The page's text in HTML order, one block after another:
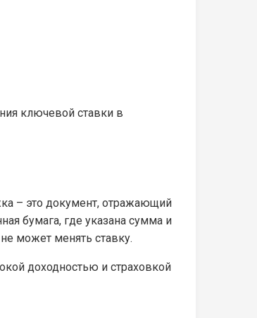
ключевой ставки в
– это документ, отражающий
бумага, где указана сумма и
может менять ставку.
доходностью и страховкой